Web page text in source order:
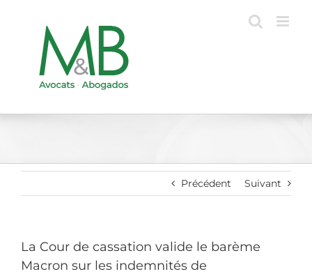
Précédent Suivant
La Cour de cassation valide le barème
Macron sur les indemnités de